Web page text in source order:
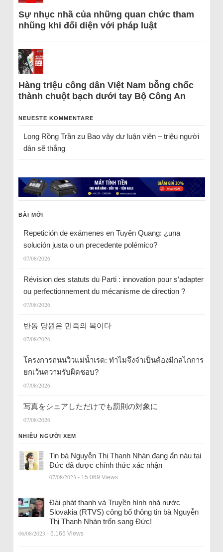
Sự nhục nhã của những quan chức tham
nhũng khi đối diện với pháp luật
Hàng triệu công dân Việt Nam bỗng chốc
thành chuột bạch dưới tay Bộ Công An
NEUESTE KOMMENTARE
Long Rồng Trầnzu Bao vây dư luận viên – triệu người
dân sẽ thắng
BÀI MỚI
Repetición de exámenes en Tuyên Quang: ¿una
solución justa o un precedente polémico?
07/08/2026
Révision des statuts du Parti : innovation pour s’adapter
ou perfectionnement du mécanisme de direction ?
07/08/2026
반동 당원은 민족의 복이다
07/08/2026
โครงการถนนวิวแม่น้ำเรด: ทำไมจึงจำเป็นต้องมีกลไกการ
ยกเว้นความรับผิดชอบ?
07/08/2026
写真をシェアしただけでも罰則の対象に
07/08/2026
NHIỀU NGƯỜI XEM
Tin bà Nguyễn Thị Thanh Nhàn đang ẩn náu tại
Đức đã được chính thức xác nhận
07/08/2023 - 15.069 Views
Đài phát thanh và Truyền hình nhà nước
Slovakia (RTVS) công bố thông tin bà Nguyễn
Thị Thanh Nhàn trốn sang Đức!
06/08/2023 - 5.165 Views